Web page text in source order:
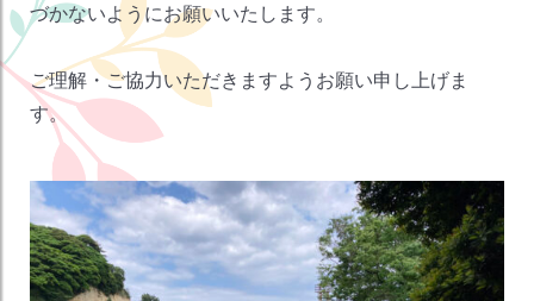
づかないようにお願いいたします。
ご理解・ご協力いただきますようお願い申し上げま
す。